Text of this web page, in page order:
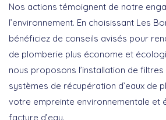
Nos actions témoignent de notre
l’environnement. En choisissant Les
bénéficiez de conseils avisés pour
de plomberie plus économe et
nous proposons l’installation de
systèmes de récupération d’eaux de
votre empreinte environnementale et
facture d’eau.